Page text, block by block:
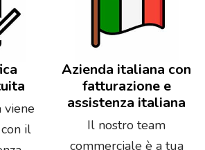
viene
il
Azienda italiana con
fatturazione e
assistenza italiana
Il nostro team
commerciale è a tua